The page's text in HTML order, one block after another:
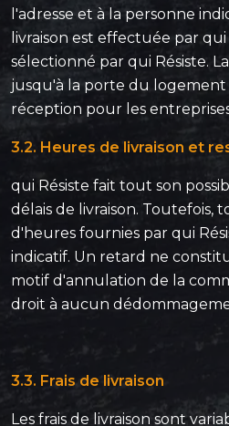
l'adresse et à la personne
livraison est effectuée par
sélectionné par qui Résiste.
jusqu'à la porte du logement
réception pour les
3.2. Heures de livraison et
qui Résiste fait tout son
délais de livraison. Toutefois,
d'heures fournies par qui
indicatif. Un retard ne
motif d'annulation de la
droit à aucun
3.3. Frais de livraison
Les frais de livraison sont